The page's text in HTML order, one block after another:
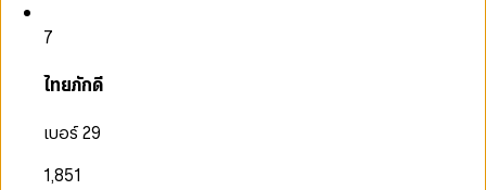
7
ไทยภักดี
เบอร์ 29
1,851